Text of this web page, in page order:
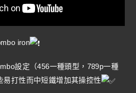
iron
設定（456一種頭型，789p一種
易打性而中短鐵增加其操控性